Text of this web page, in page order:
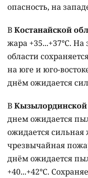
опасность, на
ВКостанайской
жара +35...+37°C. На
области
на юге и юго-
днём ожидается
ВКызылординской
днем ожидается
ожидается сильная
чрезвычайная
днём ожидается
+40...+42°C.